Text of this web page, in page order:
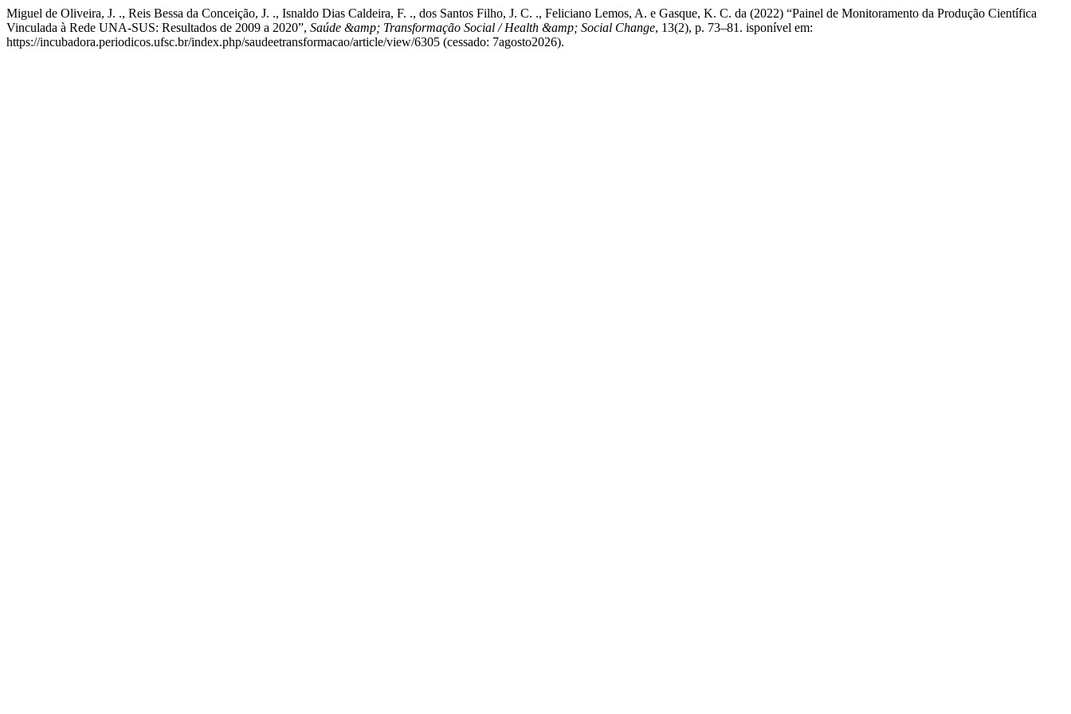
Miguel de Oliveira, J. ., Reis Bessa da Conceição, J. ., Isnaldo Dias Caldeira, F. ., dos Santos Filho, J. C. ., Feliciano Lemos, A. e Gasque, K. C. da (2022) “Painel de Monitoramento da Produção Científica
Vinculada à Rede UNA-SUS: Resultados de 2009 a 2020”, Saúde &amp; Transformação Social / Health &amp; Social Change, 13(2), p. 73–81. isponível em:
https://incubadora.periodicos.ufsc.br/index.php/saudeetransformacao/article/view/6305 (cessado: 7agosto2026).